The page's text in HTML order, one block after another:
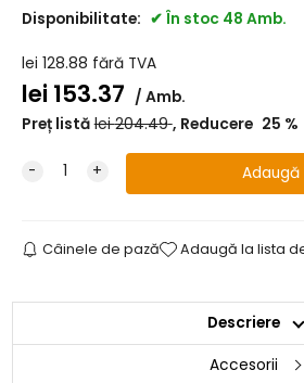
Disponibilitate: În stoc 48 Amb.
lei 128.88 fără TVA
lei153.37
Amb.
Preț listă lei204.49 Reducere 25 %
Câinele de pază Adaugă la lista
Descriere
Accesorii